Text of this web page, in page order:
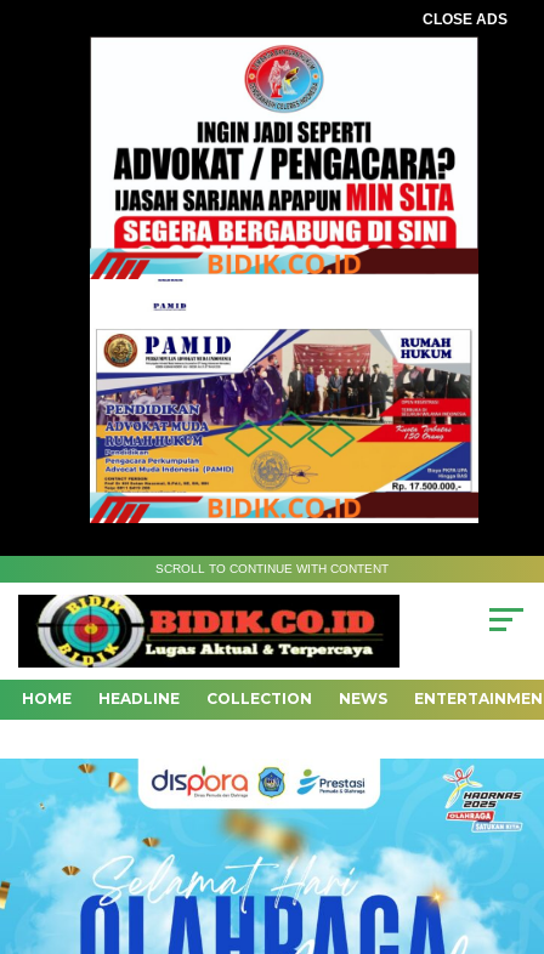
CLOSE ADS
SCROLL TO CONTINUE WITH CONTENT
HOME HEADLINE COLLECTION NEWS